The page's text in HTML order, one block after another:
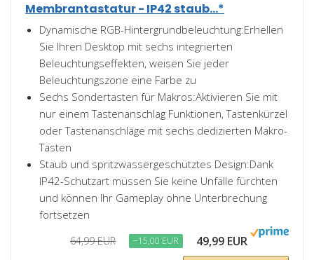
Membrantastatur - IP42 staub...*
Dynamische RGB-Hintergrundbeleuchtung:Erhellen
Sie Ihren Desktop mit sechs integrierten
Beleuchtungseffekten, weisen Sie jeder
Beleuchtungszone eine Farbe zu
Sechs Sondertasten für Makros:Aktivieren Sie mit
nur einem Tastenanschlag Funktionen, Tastenkürzel
oder Tastenanschläge mit sechs dedizierten Makro-
Tasten
Staub und spritzwassergeschütztes Design:Dank
IP42-Schutzart müssen Sie keine Unfälle fürchten
und können Ihr Gameplay ohne Unterbrechung
fortsetzen
64,99 EUR −15,00 EUR 49,99 EUR